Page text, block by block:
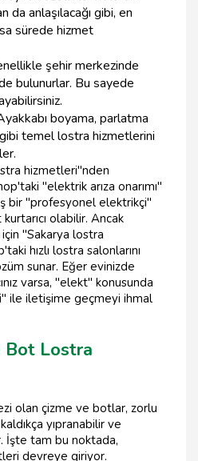
da anlaşılacağı gibi, en
sürede hizmet
şehir merkezinde
bulunurlar. Bu sayede
boyama, parlatma
temel lostra hizmetlerini
hizmetleri"nden
"elektrik arıza onarımı"
bir "profesyonel elektrikçi"
olabilir. Ancak
için "Sakarya lostra
hızlı lostra salonlarını
sunar. Eğer evinizde
varsa, "elekt" konusunda
ile iletişime geçmeyi ihmal
Bot Lostra
olan çizme ve botlar, zorlu
yıpranabilir ve
İşte tam bu noktada,
devreye giriyor.